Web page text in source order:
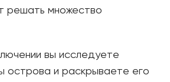
решать множество
вы исследуете
острова и раскрываете его